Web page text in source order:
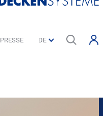
PRESSE